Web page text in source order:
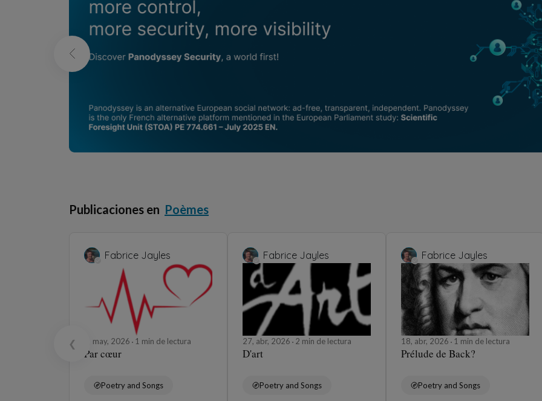
Publicaciones en Poèmes
❮
Fabrice Jayles
5, may, 2026 1 min de lectura
Par cœur
Poetry and Songs
Fabrice Jayles
27, abr, 2026 2 min de lectura
D'art
Poetry and Songs
Fabrice Jayles
18, abr, 2026 1 min de lectura
Prélude de Back?
Poetry and Songs